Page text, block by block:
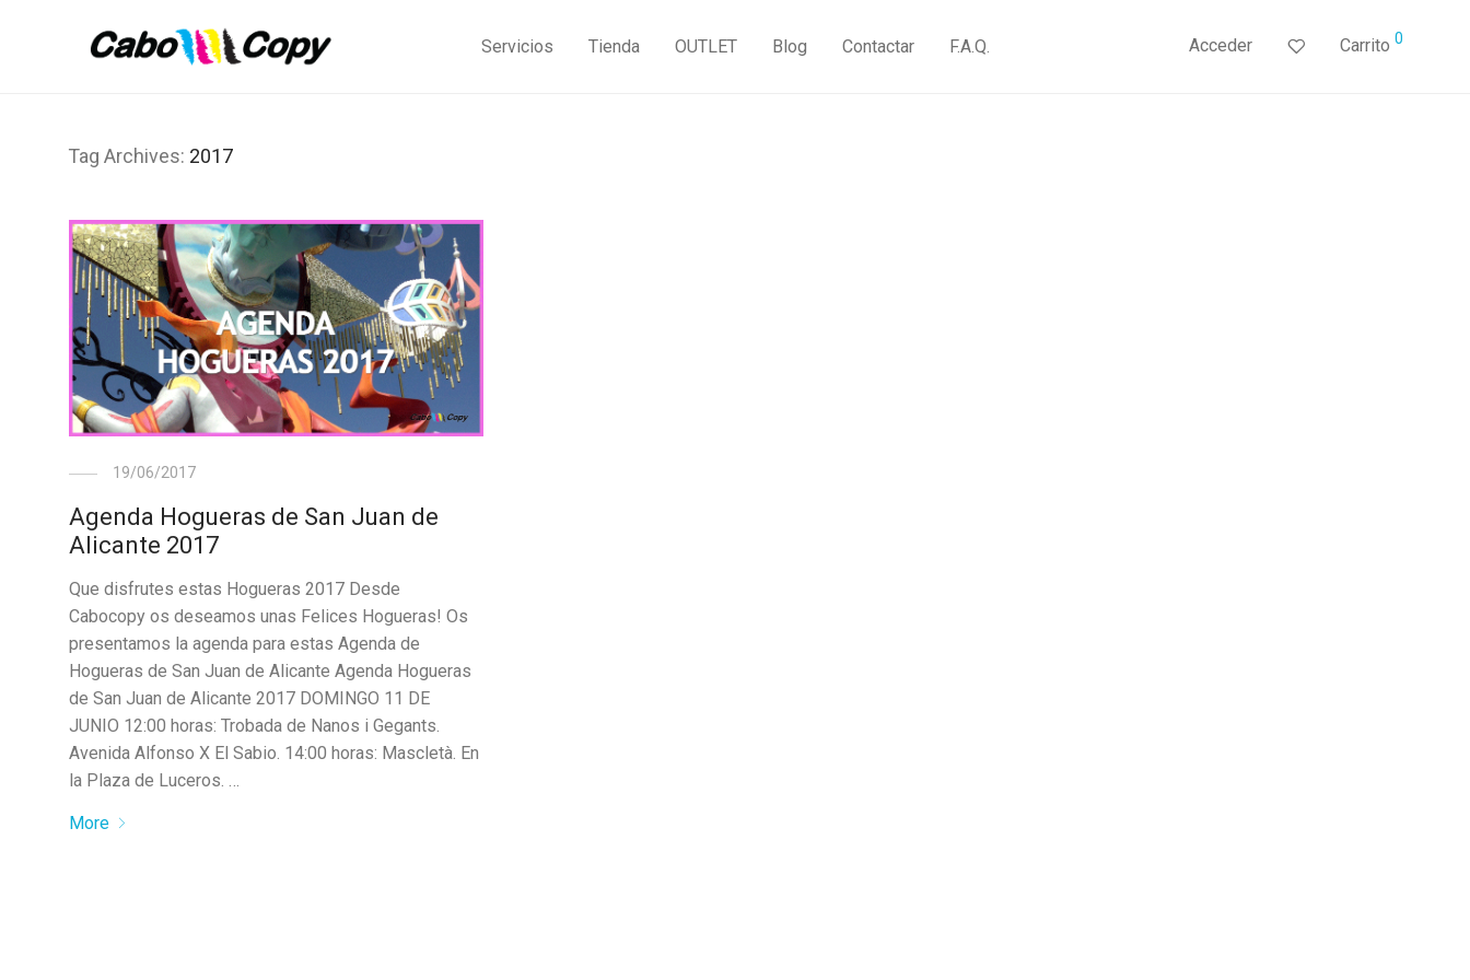
Servicios Tienda OUTLET Blog Contactar F.A.Q. Acceder Carrito 0
Tag Archives: 2017
19/06/2017
Agenda Hogueras de San Juan de
Alicante 2017
Que disfrutes estas Hogueras 2017 Desde
Cabocopy os deseamos unas Felices Hogueras! Os
presentamos la agenda para estas Agenda de
Hogueras de San Juan de Alicante Agenda Hogueras
de San Juan de Alicante 2017 DOMINGO 11 DE
JUNIO 12:00 horas: Trobada de Nanos i Gegants.
Avenida Alfonso X El Sabio. 14:00 horas: Mascletà. En
la Plaza de Luceros. …
More